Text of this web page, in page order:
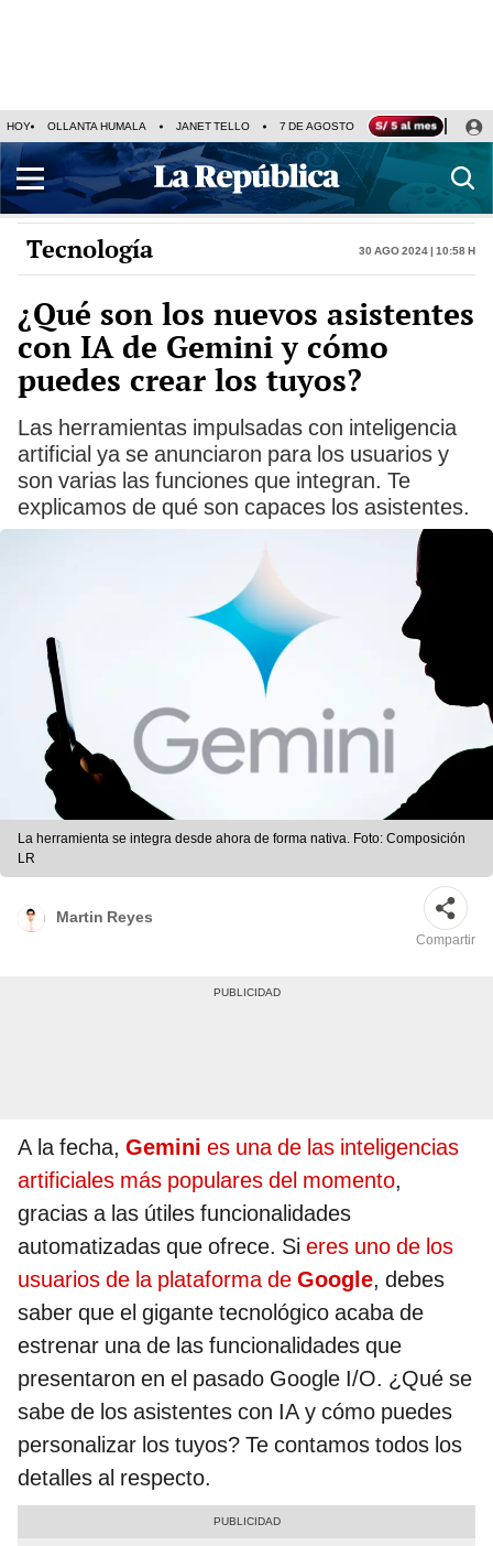
HOY OLLANTA HUMALA JANET TELLO 7 DE AGOSTO TINKA RESULTADOS
Tecnología 30 Ago 2024 | 10:58 h
¿Qué son los nuevos asistentes
con IA de Gemini y cómo
puedes crear los tuyos?
Las herramientas impulsadas con inteligencia
artificial ya se anunciaron para los usuarios y
son varias las funciones que integran. Te
explicamos de qué son capaces los asistentes.
La herramienta se integra desde ahora de forma nativa. Foto: Composición
LR
Martin Reyes
Compartir
A la fecha, Gemini es una de las inteligencias
artificiales más populares del momento,
gracias a las útiles funcionalidades
automatizadas que ofrece. Si eres uno de los
usuarios de la plataforma de Google, debes
saber que el gigante tecnológico acaba de
estrenar una de las funcionalidades que
presentaron en el pasado Google I/O. ¿Qué se
sabe de los asistentes con IA y cómo puedes
personalizar los tuyos? Te contamos todos los
detalles al respecto.